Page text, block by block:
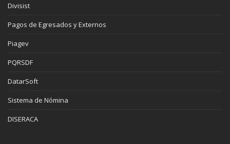
Divisist
Pagos de Egresados y Externos
Piagev
PQRSDF
DatarSoft
Sistema de Nómina
DISERACA